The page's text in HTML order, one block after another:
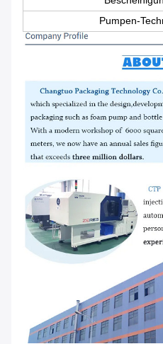
Pumpen-